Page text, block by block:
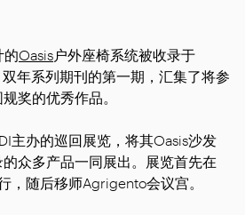
的Oasis户外座椅系统被收录于
双年系列期刊的第一期，汇集了将参
奖的优秀作品。
主办的巡回展览，将其Oasis沙发
众多产品一同展出。展览首先在
，随后移师Agrigento会议宫。